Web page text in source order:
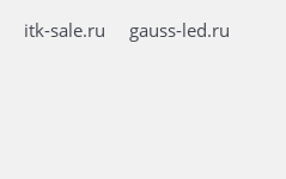
itk-sale.ru
gauss-led.ru